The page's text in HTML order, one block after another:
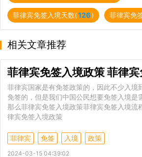
菲律宾免签入境天数(126) 菲律宾免
相关文章推荐
菲律宾免签入境政策 菲律
菲律宾国家是有免签政策的，因此不少入境
免签的，但是我们中国公民想要免签入境是
那么菲律宾免签入境政策菲律宾免签入境流
律宾免签入境政策
菲律宾 免签 入境 政策
2024-03-15 04:39:02